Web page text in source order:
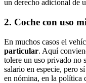
un derecho adicional de
2. Coche con uso
En muchos casos el
particular. Aquí
tolere un uso privado no
salario en especie, pero
en nómina, en la política